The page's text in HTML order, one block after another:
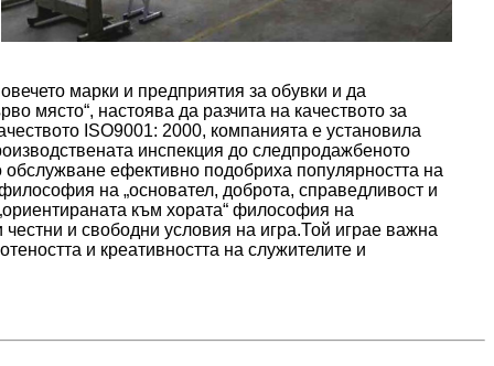
марки и предприятия за обувки и да
място“, настоява да разчита на качеството за
ISO9001: 2000, компанията е установила
инспекция до следпродажбеното
ефективно подобриха популярността на
на „основател, доброта, справедливост и
към хората“ философия на
и свободни условия на игра.Той играе важна
и креативността на служителите и